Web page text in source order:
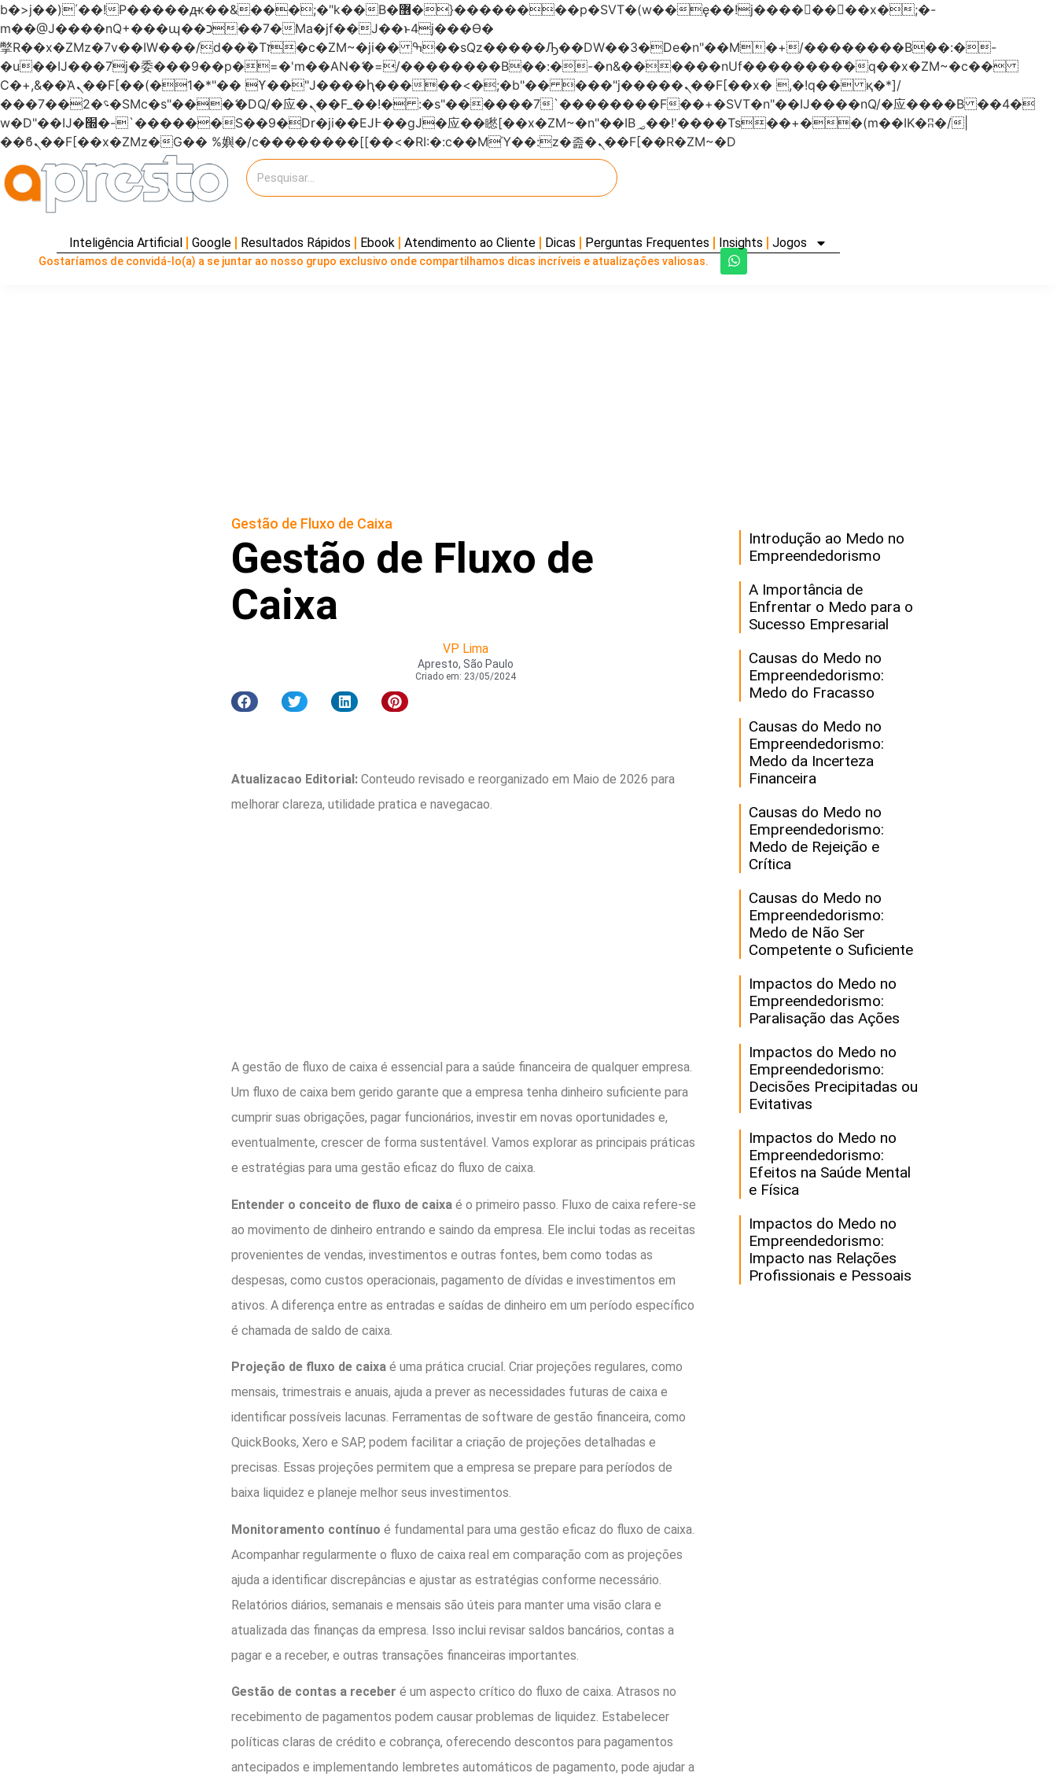
b�>j��)΄��!P�����ԫ��&���;�"k��B�޶�}��������p�SVT�(w��ę��!j��������x�;�-
m��@J����nQ+���պ��כ��7�Ma�jf��J��ͱ4j���Ѳ�
撆R��x�ZMz�7v��IW���/d��ٞ�Тז�c�ZM~�ji�� ߒ��sQz�����Ԡ��DW��3�De�n"��M�+/��������B��:�-
�u��IJ���7j�委���9��p�=�'m��AN�ޭ�=/��������B��:�-�n&������nUf���������q��x�ZM~�c��
Ϲ�+,&��Ὰܢ��F[��(�1�*"�� ϒ��"J����ԧ�����<�;�b"�� ���"j�����ܢ��F[��x� ,�!q�� қ�*]/
���؝�2��7�SMc�s"���ޭ�DQ/�应�ܢ��F_��!� :�s"������7`��������F��+�SVT�n"��IJ����nQ/�应����B ��4�
w�D"��IJ�׭�-`������S��9�Dr�ji��EJ߅��gJ�应��矁[��x�ZM~�n"��IB؃��!'����Тѕ��+��(m��IK�ʭ�/|
��ϐܢ��F[��x�ZMz�G�� %嬩�/c��������[[��<�RI:�:c��MΎ��:z�졾�ܢ��F[��R�ZM~�D
Inteligência Artificial Google Resultados Rápidos Ebook Atendimento ao Cliente Dicas Perguntas Frequentes Insights Jogos
Gostaríamos de convidá-lo(a) a se juntar ao nosso grupo exclusivo onde compartilhamos dicas incríveis e atualizações valiosas.
Gestão de Fluxo de Caixa
Gestão de Fluxo de
Caixa
VP Lima
Apresto, São Paulo
Criado em: 23/05/2024
Atualizacao Editorial:Conteudo revisado e reorganizado em Maio de 2026 para
melhorar clareza, utilidade pratica e navegacao.
A gestão de fluxo de caixa é essencial para a saúde financeira de qualquer empresa.
Um fluxo de caixa bem gerido garante que a empresa tenha dinheiro suficiente para
cumprir suas obrigações, pagar funcionários, investir em novas oportunidades e,
eventualmente, crescer de forma sustentável. Vamos explorar as principais práticas
e estratégias para uma gestão eficaz do fluxo de caixa.
Entender o conceito de fluxo de caixaé o primeiro passo. Fluxo de caixa refere-se
ao movimento de dinheiro entrando e saindo da empresa. Ele inclui todas as receitas
provenientes de vendas, investimentos e outras fontes, bem como todas as
despesas, como custos operacionais, pagamento de dívidas e investimentos em
ativos. A diferença entre as entradas e saídas de dinheiro em um período específico
é chamada de saldo de caixa.
Projeção de fluxo de caixaé uma prática crucial. Criar projeções regulares, como
mensais, trimestrais e anuais, ajuda a prever as necessidades futuras de caixa e
identificar possíveis lacunas. Ferramentas de software de gestão financeira, como
QuickBooks, Xero e SAP, podem facilitar a criação de projeções detalhadas e
precisas. Essas projeções permitem que a empresa se prepare para períodos de
baixa liquidez e planeje melhor seus investimentos.
Monitoramento contínuo é fundamental para uma gestão eficaz do fluxo de caixa.
Acompanhar regularmente o fluxo de caixa real em comparação com as projeções
ajuda a identificar discrepâncias e ajustar as estratégias conforme necessário.
Relatórios diários, semanais e mensais são úteis para manter uma visão clara e
atualizada das finanças da empresa. Isso inclui revisar saldos bancários, contas a
pagar e a receber, e outras transações financeiras importantes.
Gestão de contas a receber é um aspecto crítico do fluxo de caixa. Atrasos no
recebimento de pagamentos podem causar problemas de liquidez. Estabelecer
políticas claras de crédito e cobrança, oferecendo descontos para pagamentos
antecipados e implementando lembretes automáticos de pagamento, pode ajudar a
Introdução ao Medo no
Empreendedorismo
A Importância de
Enfrentar o Medo para o
Sucesso Empresarial
Causas do Medo no
Empreendedorismo:
Medo do Fracasso
Causas do Medo no
Empreendedorismo:
Medo da Incerteza
Financeira
Causas do Medo no
Empreendedorismo:
Medo de Rejeição e
Crítica
Causas do Medo no
Empreendedorismo:
Medo de Não Ser
Competente o Suficiente
Impactos do Medo no
Empreendedorismo:
Paralisação das Ações
Impactos do Medo no
Empreendedorismo:
Decisões Precipitadas ou
Evitativas
Impactos do Medo no
Empreendedorismo:
Efeitos na Saúde Mental
e Física
Impactos do Medo no
Empreendedorismo:
Impacto nas Relações
Profissionais e Pessoais